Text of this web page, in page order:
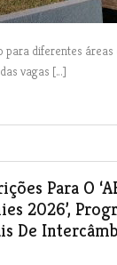
para diferentes áreas
vagas […]
Para O
2026’,
De